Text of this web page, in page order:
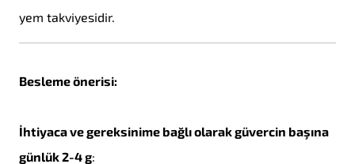
yem takviyesidir.
Besleme önerisi:
İhtiyaca ve gereksinime bağlı olarak güvercin başına
günlük 2-4 g: